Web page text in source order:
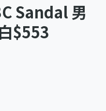
Sandal 男
$553